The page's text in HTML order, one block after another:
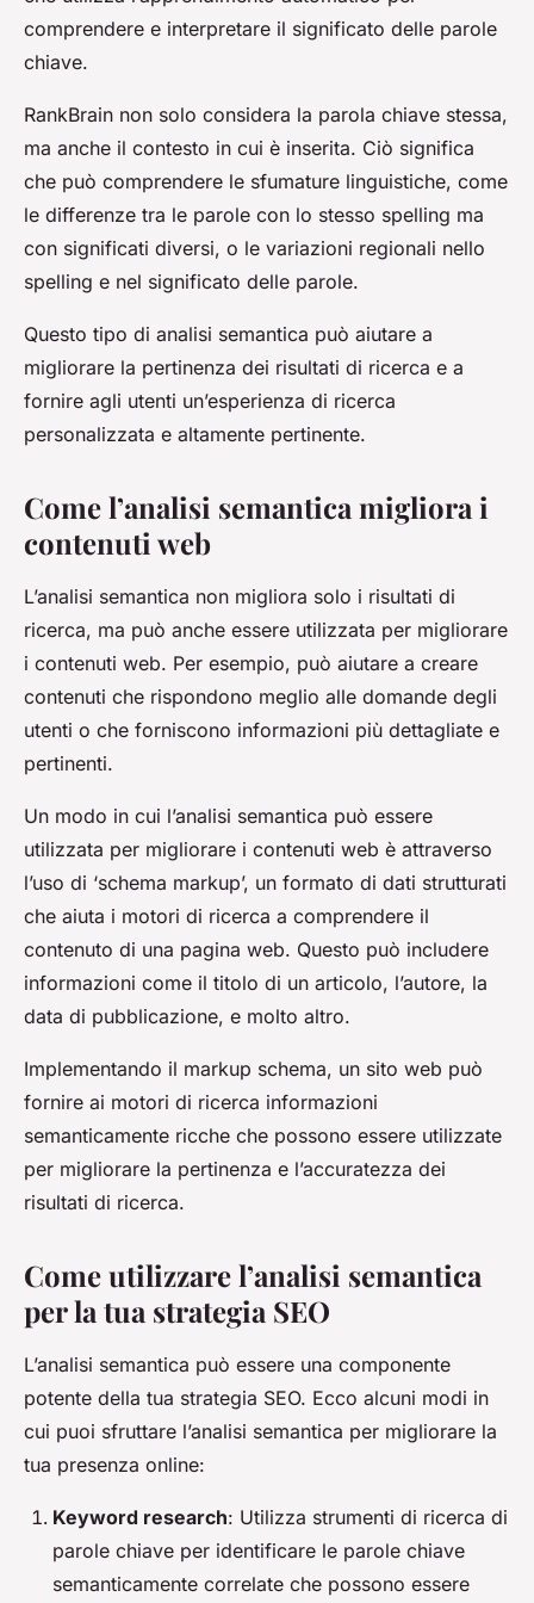
comprendere e interpretare il significato delle parole
chiave.
RankBrain non solo considera la parola chiave stessa,
ma anche il contesto in cui è inserita. Ciò significa
che può comprendere le sfumature linguistiche, come
le differenze tra le parole con lo stesso spelling ma
con significati diversi, o le variazioni regionali nello
spelling e nel significato delle parole.
Questo tipo di analisi semantica può aiutare a
migliorare la pertinenza dei risultati di ricerca e a
fornire agli utenti un’esperienza di ricerca
personalizzata e altamente pertinente.
Come l’analisi semantica migliora i
contenuti web
L’analisi semantica non migliora solo i risultati di
ricerca, ma può anche essere utilizzata per migliorare
i contenuti web. Per esempio, può aiutare a creare
contenuti che rispondono meglio alle domande degli
utenti o che forniscono informazioni più dettagliate e
pertinenti.
Un modo in cui l’analisi semantica può essere
utilizzata per migliorare i contenuti web è attraverso
l’uso di ‘schema markup’, un formato di dati strutturati
che aiuta i motori di ricerca a comprendere il
contenuto di una pagina web. Questo può includere
informazioni come il titolo di un articolo, l’autore, la
data di pubblicazione, e molto altro.
Implementando il markup schema, un sito web può
fornire ai motori di ricerca informazioni
semanticamente ricche che possono essere utilizzate
per migliorare la pertinenza e l’accuratezza dei
risultati di ricerca.
Come utilizzare l’analisi semantica
per la tua strategia SEO
L’analisi semantica può essere una componente
potente della tua strategia SEO. Ecco alcuni modi in
cui puoi sfruttare l’analisi semantica per migliorare la
tua presenza online:
Keyword research: Utilizza strumenti di ricerca di
parole chiave per identificare le parole chiave
semanticamente correlate che possono essere